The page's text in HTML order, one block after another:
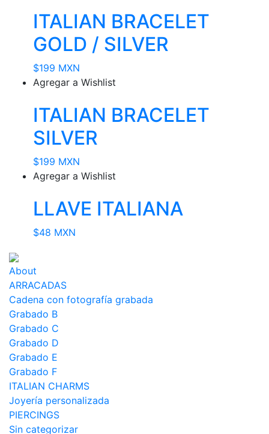
ITALIAN BRACELET
GOLD / SILVER
$199 MXN
Agregar a Wishlist
ITALIAN BRACELET
SILVER
$199 MXN
Agregar a Wishlist
LLAVE ITALIANA
$48 MXN
About
ARRACADAS
Cadena con fotografía grabada
Grabado B
Grabado C
Grabado D
Grabado E
Grabado F
ITALIAN CHARMS
Joyería personalizada
PIERCINGS
Sin categorizar